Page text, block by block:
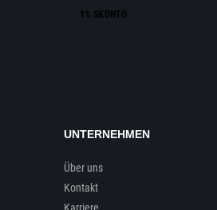
1% SKONTO
UNTERNEHMEN
Über uns
Kontakt
Karriere